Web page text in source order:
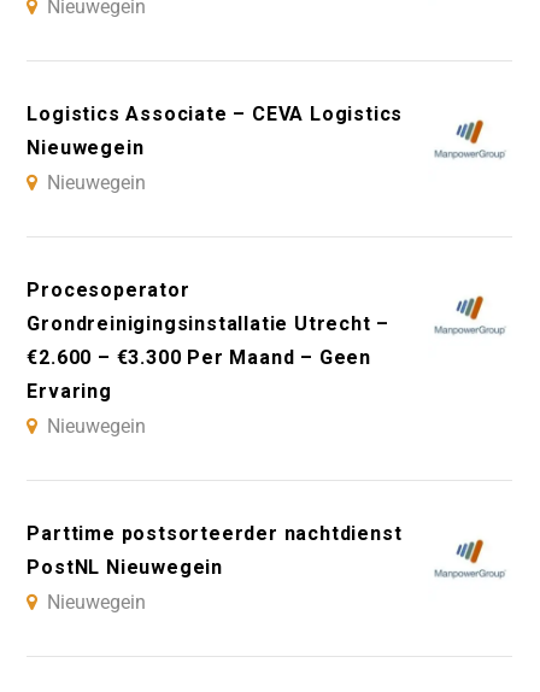
Nieuwegein
Logistics Associate – CEVA Logistics
Nieuwegein
Nieuwegein
Procesoperator
Grondreinigingsinstallatie Utrecht –
€2.600 – €3.300 Per Maand – Geen
Ervaring
Nieuwegein
Parttime postsorteerder nachtdienst
PostNL Nieuwegein
Nieuwegein